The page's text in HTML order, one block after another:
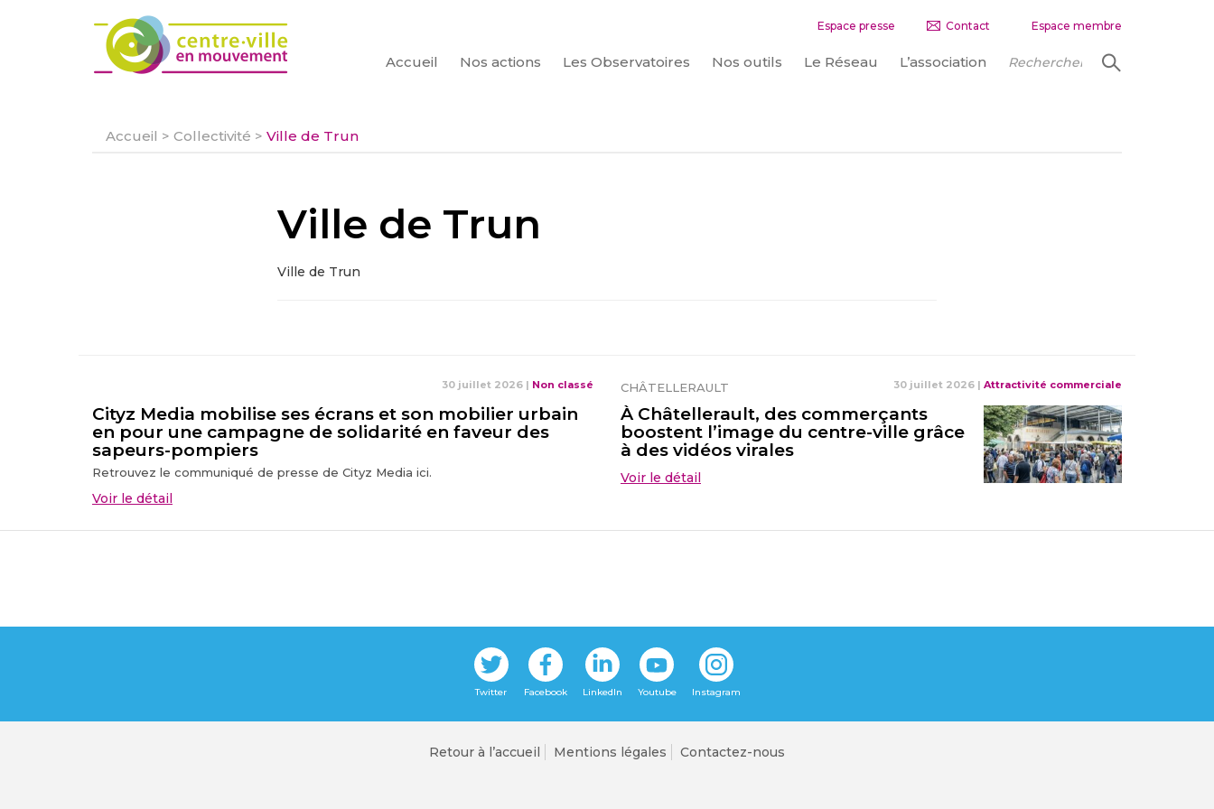
Espace presse Contact Espace membre
Accueil Nos actions Les Observatoires Nos outils Le Réseau L’association
CHERCHER
Accueil > Collectivité > Ville de Trun
Ville de Trun
Ville de Trun
30 juillet 2026 | Non classé
Cityz Media mobilise ses écrans et son mobilier urbain
en pour une campagne de solidarité en faveur des
sapeurs-pompiers
Retrouvez le communiqué de presse de Cityz Media ici.
Voir le détail
CHÂTELLERAULT 30 juillet 2026 | Attractivité commerciale
À Châtellerault, des commerçants
boostent l’image du centre-ville grâce
à des vidéos virales
Voir le détail
Retour à l’accueil Mentions légales Contactez-nous